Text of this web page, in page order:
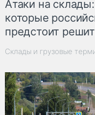
Атаки на
которые
предстоит
Склады и грузовые